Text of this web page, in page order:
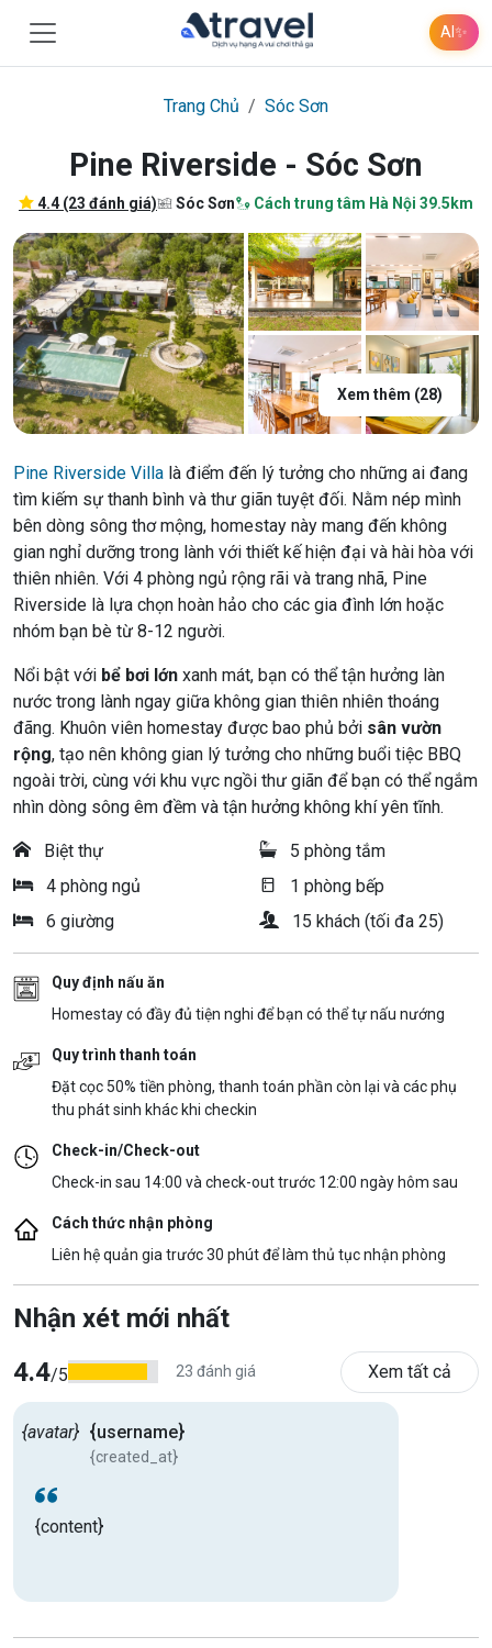
AI✨
Trang Chủ Sóc Sơn
Pine Riverside - Sóc Sơn
4.4 (23 đánh giá) Sóc Sơn Cách trung tâm Hà Nội 39.5km
Xem thêm (28)
Pine Riverside Villa là điểm đến lý tưởng cho những ai đang
tìm kiếm sự thanh bình và thư giãn tuyệt đối. Nằm nép mình
bên dòng sông thơ mộng, homestay này mang đến không
gian nghỉ dưỡng trong lành với thiết kế hiện đại và hài hòa với
thiên nhiên. Với 4 phòng ngủ rộng rãi và trang nhã, Pine
Riverside là lựa chọn hoàn hảo cho các gia đình lớn hoặc
nhóm bạn bè từ 8-12 người.
Nổi bật với bể bơi lớn xanh mát, bạn có thể tận hưởng làn
nước trong lành ngay giữa không gian thiên nhiên thoáng
đãng. Khuôn viên homestay được bao phủ bởi sân vườn
rộng, tạo nên không gian lý tưởng cho những buổi tiệc BBQ
ngoài trời, cùng với khu vực ngồi thư giãn để bạn có thể ngắm
nhìn dòng sông êm đềm và tận hưởng không khí yên tĩnh.
Biệt thự
5 phòng tắm
4 phòng ngủ
1 phòng bếp
6 giường
15 khách (tối đa 25)
Quy định nấu ăn
Homestay có đầy đủ tiện nghi để bạn có thể tự nấu nướng
Quy trình thanh toán
Đặt cọc 50% tiền phòng, thanh toán phần còn lại và các phụ
thu phát sinh khác khi checkin
Check-in/Check-out
Check-in sau 14:00 và check-out trước 12:00 ngày hôm sau
Cách thức nhận phòng
Liên hệ quản gia trước 30 phút để làm thủ tục nhận phòng
Nhận xét mới nhất
4.4/5 23 đánh giá Xem tất cả
{avatar} {username}
{created_at}
{content}